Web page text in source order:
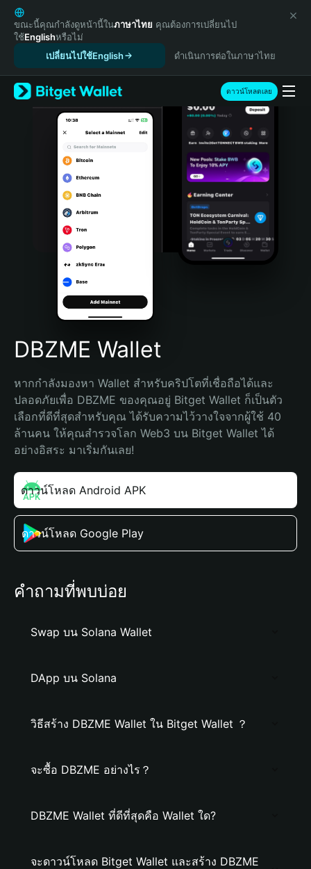
English
日本語
Tiếng Việt
Español (Latinoamérica)
Türkçe
Italiano
Português (Portugal)
Bahasa Indonesia
Português (Brasil)
Español (Argentina)
ขณะนี้คุณกำลังดูหน้านี้ในภาษาไทย คุณต้องการเปลี่ยนไป
ใช้Englishหรือไม่
เปลี่ยนไปใช้English
ดำเนินการต่อในภาษาไทย
ดาวน์โหลดเลย
DBZME Wallet
หากกำลังมองหา Wallet สำหรับคริปโตที่เชื่อถือได้และ
ปลอดภัยเพื่อ DBZME ของคุณอยู่ Bitget Wallet ก็เป็นตัว
เลือกที่ดีที่สุดสำหรับคุณ ได้รับความไว้วางใจจากผู้ใช้ 40
ล้านคน ให้คุณสำรวจโลก Web3 บน Bitget Wallet ได้
อย่างอิสระ มาเริ่มกันเลย!
ดาวน์โหลด Android APK
ดาวน์โหลด Google Play
คำถามที่พบบ่อย
Swap บน Solana Wallet
DApp บน Solana
วิธีสร้าง DBZME Wallet ใน Bitget Wallet ？
จะซื้อ DBZME อย่างไร？
DBZME Wallet ที่ดีที่สุดคือ Wallet ใด?
จะดาวน์โหลด Bitget Wallet และสร้าง DBZME